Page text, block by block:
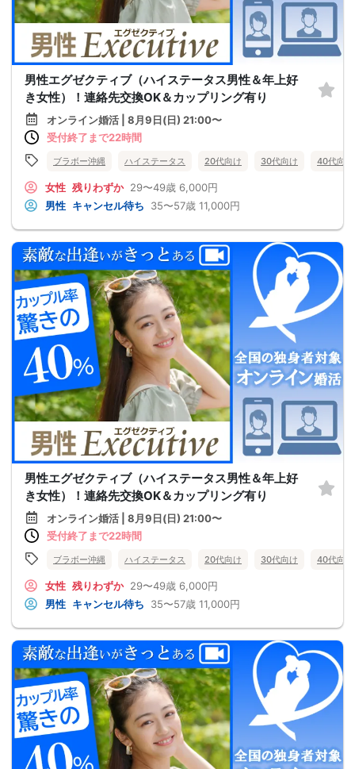
男性エグゼクティブ（ハイステータス男性＆年上好
き女性）！連絡先交換OK＆カップリング有り
オンライン婚活 | 8月9日(日) 21:00〜
受付終了まで22時間
ブラボー沖縄 ハイステータス 20代向け 30代向け 40代向け
女性 残りわずか 29〜49歳 6,000円
男性 キャンセル待ち 35〜57歳 11,000円
男性エグゼクティブ（ハイステータス男性＆年上好
き女性）！連絡先交換OK＆カップリング有り
オンライン婚活 | 8月9日(日) 21:00〜
受付終了まで22時間
ブラボー沖縄 ハイステータス 20代向け 30代向け 40代向け
女性 残りわずか 29〜49歳 6,000円
男性 キャンセル待ち 35〜57歳 11,000円